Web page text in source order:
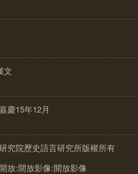
文
慶15年12月
究院歷史語言研究所版權所有
放:開放影像:開放影像